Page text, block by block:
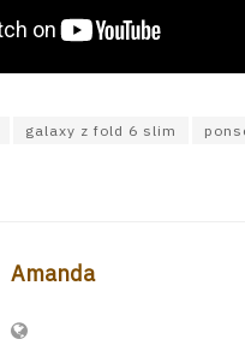
galaxy z fold 6 slim
Amanda